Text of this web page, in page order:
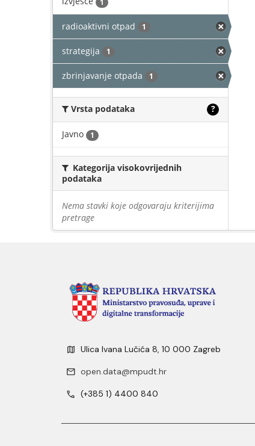
radioaktivni otpad 1
strategija 1
zbrinjavanje otpada 1
Vrsta podataka ?
Javno 1
Kategorija visokovrijednih
podataka
Nema stavki koje odgovaraju kriterijima
pretrage